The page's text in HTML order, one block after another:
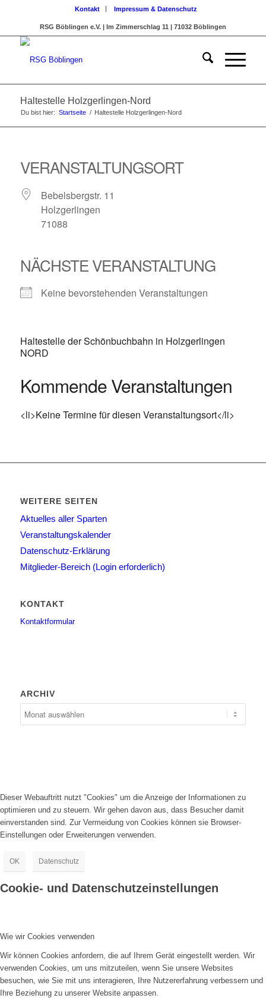
Kontakt Impressum & Datenschutz
RSG Böblingen e.V. | Im Zimmerschlag 11 | 71032 Böblingen
Haltestelle Holzgerlingen-Nord
Du bist hier: Startseite / Haltestelle Holzgerlingen-Nord
VERANSTALTUNGSORT
Bebelsbergstr. 11
Holzgerlingen
71088
NÄCHSTE VERANSTALTUNG
Keine bevorstehenden Veranstaltungen
Haltestelle der Schönbuchbahn in Holzgerlingen
NORD
Kommende Veranstaltungen
<li>Keine Termine für diesen Veranstaltungsort</li>
WEITERE SEITEN
Aktuelles aller Sparten
Veranstaltungskalender
Datenschutz-Erklärung
Mitglieder-Bereich (Login erforderlich)
KONTAKT
Kontaktformular
ARCHIV
Dieser Webauftritt nutzt "Cookies" um die Anzeige der Informationen zu
optimieren und zu steuern. Wir gehen davon aus, dass Besucher damit
einverstanden sind. Zur Vermeidung von Cookies können sie Browser-
Einstellungen oder Erweiterungen verwenden.
OK Datenschutz
Cookie- und Datenschutzeinstellungen
Wie wir Cookies verwenden
Wir können Cookies anfordern, die auf Ihrem Gerät eingestellt werden. Wir
verwenden Cookies, um uns mitzuteilen, wenn Sie unsere Websites
besuchen, wie Sie mit uns interagieren, Ihre Nutzererfahrung verbessern und
Ihre Beziehung zu unserer Website anpassen.